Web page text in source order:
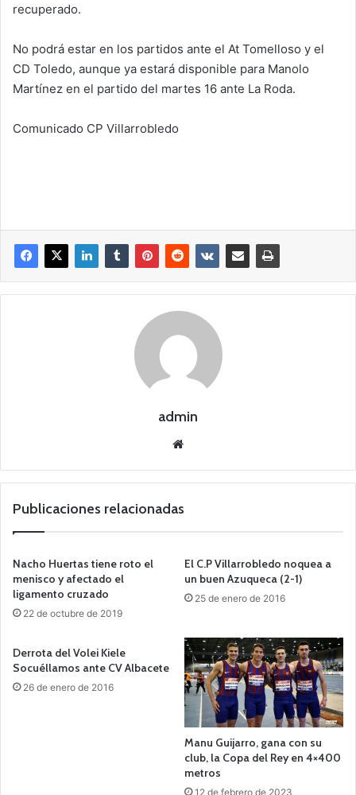
recuperado.
No podrá estar en los partidos ante el At Tomelloso y el
CD Toledo, aunque ya estará disponible para Manolo
Martínez en el partido del martes 16 ante La Roda.
Comunicado CP Villarrobledo
admin
we
Publicaciones relacionadas
Nacho Huertas tiene roto el
menisco y afectado el
ligamento cruzado
22 de octubre de 2019
El C.P Villarrobledo noquea a
un buen Azuqueca (2-1)
25 de enero de 2016
Derrota del Volei Kiele
Socuéllamos ante CV Albacete
26 de enero de 2016
Manu Guijarro, gana con su
club, la Copa del Rey en 4×400
metros
12 de febrero de 2023